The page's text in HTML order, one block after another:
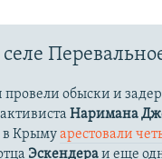
провели обыски и
Наримана
в Крымуарестовали
Эскендераи еще